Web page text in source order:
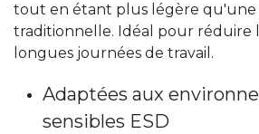
tout en étant plus légère
traditionnelle. Idéal pour réduire
longues journées de travail.
Adaptées aux
sensibles ESD